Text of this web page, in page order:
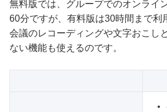
無料版では、グループでのオンライ
60分ですが、有料版は30時間まで利
会議のレコーディングや文字おこし
ない機能も使えるのです。